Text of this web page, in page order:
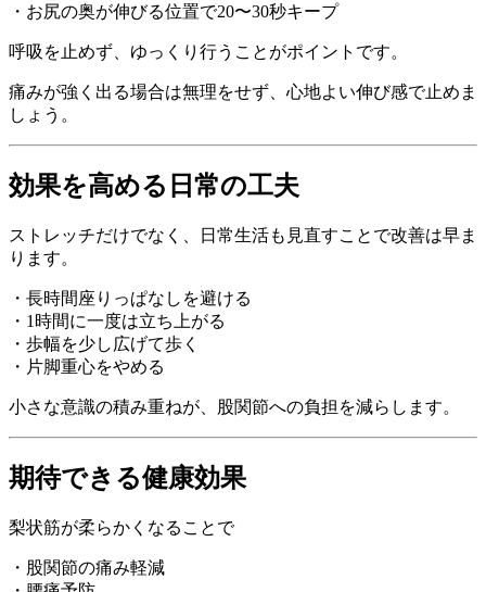
・お尻の奥が伸びる位置で20〜30秒キープ
呼吸を止めず、ゆっくり行うことがポイントです。
痛みが強く出る場合は無理をせず、心地よい伸び感で止めま
しょう。
効果を高める日常の工夫
ストレッチだけでなく、日常生活も見直すことで改善は早ま
ります。
・長時間座りっぱなしを避ける
・1時間に一度は立ち上がる
・歩幅を少し広げて歩く
・片脚重心をやめる
小さな意識の積み重ねが、股関節への負担を減らします。
期待できる健康効果
梨状筋が柔らかくなることで
・股関節の痛み軽減